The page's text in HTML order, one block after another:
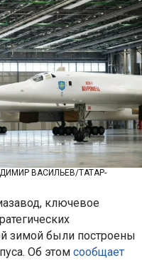
ВАСИЛЬЕВ/ТАТАР-
ключевое
зимой были построены
Об этом сообщает